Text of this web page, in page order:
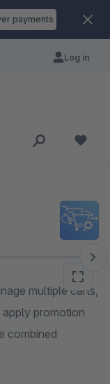
payments
Log in
multiple carts,
promotion
combined